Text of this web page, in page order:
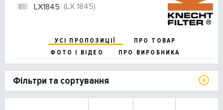
LX1845 (LX 1845)
УСІ ПРОПОЗИЦІЇ
ПРО ТОВАР
ФОТО І ВІДЕО
ПРО ВИРОБНИКА
Фільтри та сортування